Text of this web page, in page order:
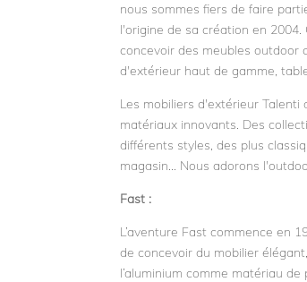
nous sommes fiers de faire
l'origine de sa création en
concevoir des meubles outdoor
d'extérieur haut de gamme,
Les mobiliers d'extérieur
matériaux innovants. Des
différents styles, des plus
magasin... Nous adorons
Fast :
L’aventure Fast commence en
de concevoir du mobilier
l’aluminium comme matériau